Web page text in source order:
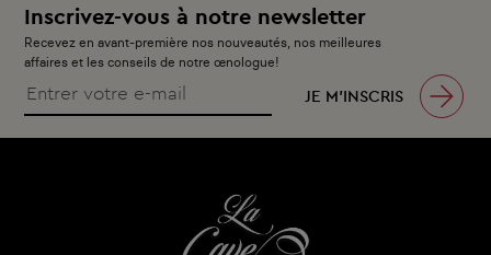
Inscrivez-vous à notre newsletter
Recevez en avant-première nos nouveautés, nos meilleures
affaires et les conseils de notre œnologue!
JE M’INSCRIS